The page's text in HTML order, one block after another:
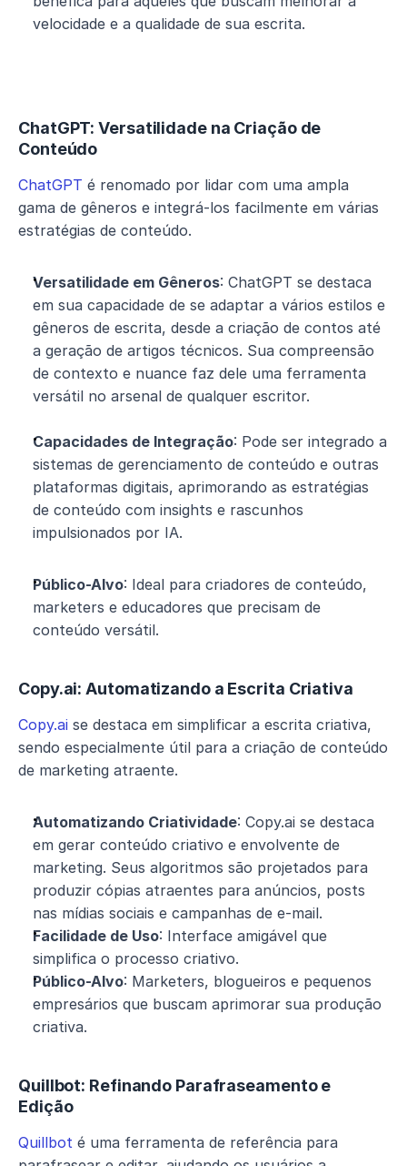
velocidade e a qualidade de sua escrita.
ChatGPT: Versatilidade na Criação de
Conteúdo
ChatGPT é renomado por lidar com uma ampla
gama de gêneros e integrá-los facilmente em várias
estratégias de conteúdo.
Versatilidade em Gêneros: ChatGPT se destaca
em sua capacidade de se adaptar a vários estilos e
gêneros de escrita, desde a criação de contos até
a geração de artigos técnicos. Sua compreensão
de contexto e nuance faz dele uma ferramenta
versátil no arsenal de qualquer escritor.
Capacidades de Integração: Pode ser integrado a
sistemas de gerenciamento de conteúdo e outras
plataformas digitais, aprimorando as estratégias
de conteúdo com insights e rascunhos
impulsionados por IA.
Público-Alvo: Ideal para criadores de conteúdo,
marketers e educadores que precisam de
conteúdo versátil.
Copy.ai: Automatizando a Escrita Criativa
Copy.ai se destaca em simplificar a escrita criativa,
sendo especialmente útil para a criação de conteúdo
de marketing atraente.
Automatizando Criatividade: Copy.ai se destaca
em gerar conteúdo criativo e envolvente de
marketing. Seus algoritmos são projetados para
produzir cópias atraentes para anúncios, posts
nas mídias sociais e campanhas de e-mail.
Facilidade de Uso: Interface amigável que
simplifica o processo criativo.
Público-Alvo: Marketers, blogueiros e pequenos
empresários que buscam aprimorar sua produção
criativa.
Quillbot: Refinando Parafraseamento e
Edição
Quillbot é uma ferramenta de referência para